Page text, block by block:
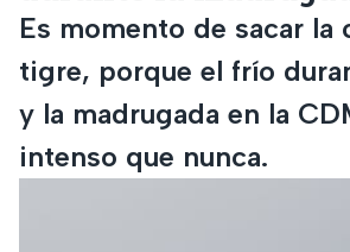
Es momento de sacar la
tigre, porque el frío
y la madrugada en la
intenso que nunca.